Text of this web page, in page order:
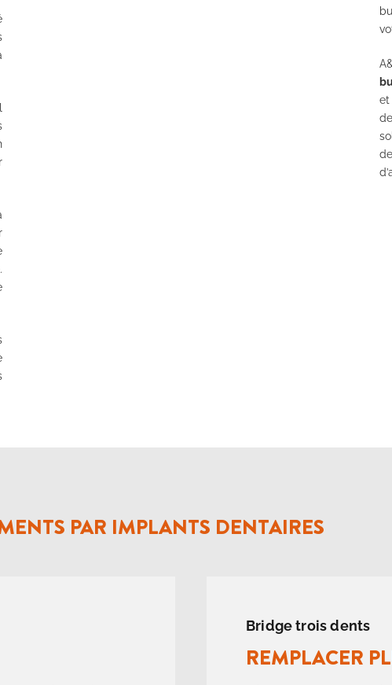
et
PAR IMPLANTS DENTAIRES
Bridge trois dents
REMPLACER